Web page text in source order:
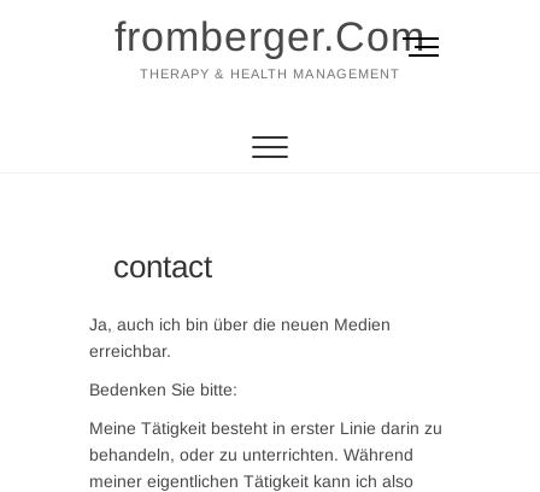
fromberger.Com
THERAPY & HEALTH MANAGEMENT
M
contact
Ja, auch ich bin über die neuen Medien
erreichbar.
Bedenken Sie bitte:
Meine Tätigkeit besteht in erster Linie darin zu
behandeln, oder zu unterrichten. Während
meiner eigentlichen Tätigkeit kann ich also